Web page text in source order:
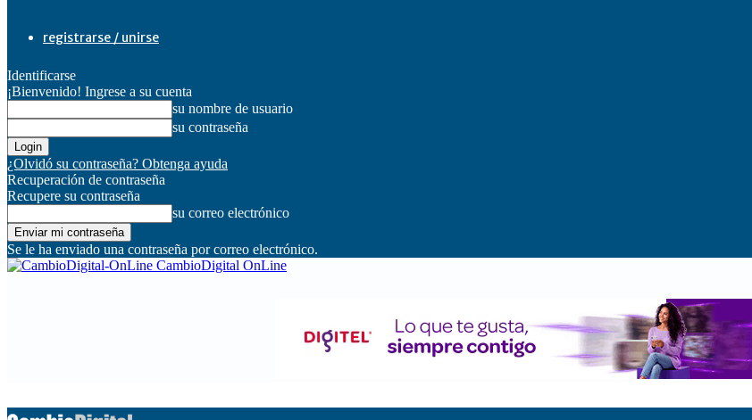
registrarse / unirse
Identificarse
¡Bienvenido! Ingrese a su cuenta
su nombre de usuario
su contraseña
¿Olvidó su contraseña? Obtenga ayuda
Recuperación de contraseña
Recupere su contraseña
su correo electrónico
Se le ha enviado una contraseña por correo electrónico.
CambioDigital OnLine